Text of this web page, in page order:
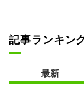
記事ランキン
最新